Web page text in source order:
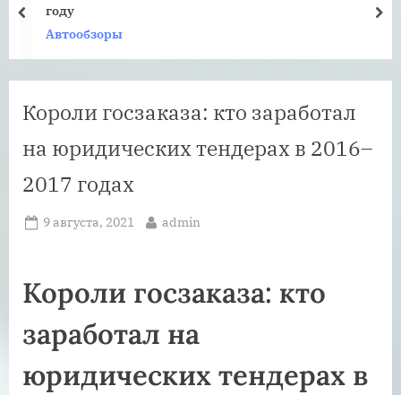
году
Автообзоры
prev
Короли госзаказа: кто заработал
на юридических тендерах в 2016–
2017 годах
Posted
9 августа, 2021 By
admin
Короли госзаказа: кто
заработал на
юридических тендерах в